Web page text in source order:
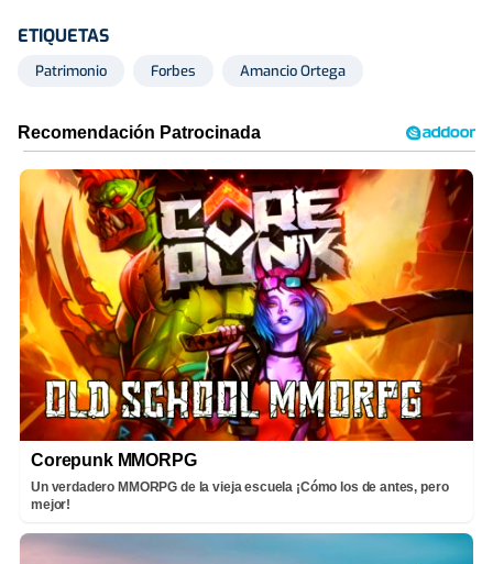
ETIQUETAS
Patrimonio Forbes Amancio Ortega
Corepunk MMORPG
Un verdadero MMORPG de la vieja escuela ¡Cómo los de antes, pero
mejor!